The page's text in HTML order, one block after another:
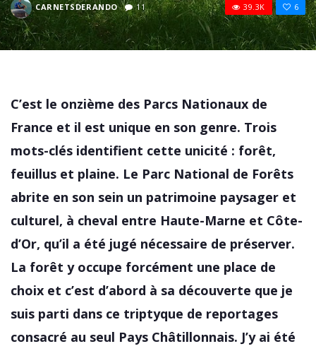
CARNETSDERANDO 11 6
39.3K
C’est le onzième des Parcs Nationaux de
France et il est unique en son genre. Trois
mots-clés identifient cette unicité : forêt,
feuillus et plaine. Le Parc National de Forêts
abrite en son sein un patrimoine paysager et
culturel, à cheval entre Haute-Marne et Côte-
d’Or, qu’il a été jugé nécessaire de préserver.
La forêt y occupe forcément une place de
choix et c’est d’abord à sa découverte que je
suis parti dans ce triptyque de reportages
consacré au seul Pays Châtillonnais. J’y ai été